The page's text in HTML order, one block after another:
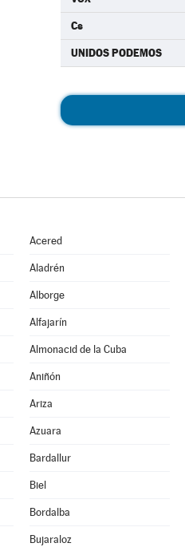
Cs
UNIDOS PODEMOS
Acered
Aladrén
Alborge
Alfajarín
Almonacid de la Cuba
Aniñón
Ariza
Azuara
Bardallur
Biel
Bordalba
Bujaraloz